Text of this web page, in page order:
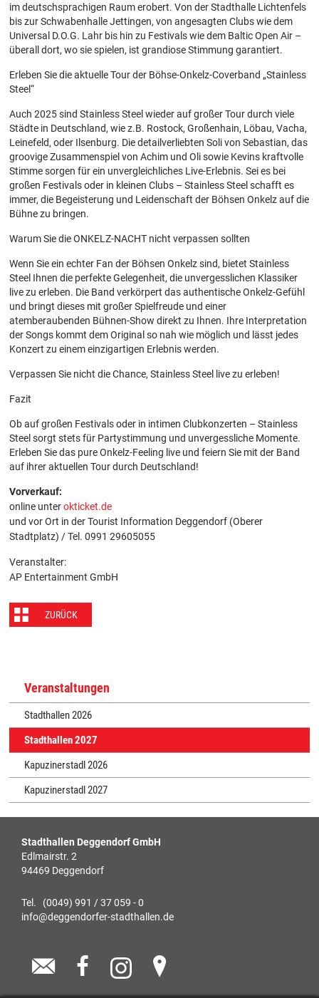
im deutschsprachigen Raum erobert. Von der Stadthalle Lichtenfels
bis zur Schwabenhalle Jettingen, von angesagten Clubs wie dem
Universal D.O.G. Lahr bis hin zu Festivals wie dem Baltic Open Air –
überall dort, wo sie spielen, ist grandiose Stimmung garantiert.
Erleben Sie die aktuelle Tour der Böhse-Onkelz-Coverband „Stainless
Steel“
Auch 2025 sind Stainless Steel wieder auf großer Tour durch viele
Städte in Deutschland, wie z.B. Rostock, Großenhain, Löbau, Vacha,
Leinefeld, oder Ilsenburg. Die detailverliebten Soli von Sebastian, das
groovige Zusammenspiel von Achim und Oli sowie Kevins kraftvolle
Stimme sorgen für ein unvergleichliches Live-Erlebnis. Sei es bei
großen Festivals oder in kleinen Clubs – Stainless Steel schafft es
immer, die Begeisterung und Leidenschaft der Böhsen Onkelz auf die
Bühne zu bringen.
Warum Sie die ONKELZ-NACHT nicht verpassen sollten
Wenn Sie ein echter Fan der Böhsen Onkelz sind, bietet Stainless
Steel Ihnen die perfekte Gelegenheit, die unvergesslichen Klassiker
live zu erleben. Die Band verkörpert das authentische Onkelz-Gefühl
und bringt dieses mit großer Spielfreude und einer
atemberaubenden Bühnen-Show direkt zu Ihnen. Ihre Interpretation
der Songs kommt dem Original so nah wie möglich und lässt jedes
Konzert zu einem einzigartigen Erlebnis werden.
Verpassen Sie nicht die Chance, Stainless Steel live zu erleben!
Fazit
Ob auf großen Festivals oder in intimen Clubkonzerten – Stainless
Steel sorgt stets für Partystimmung und unvergessliche Momente.
Erleben Sie das pure Onkelz-Feeling live und feiern Sie mit der Band
auf ihrer aktuellen Tour durch Deutschland!
Vorverkauf:
online unter okticket.de
und vor Ort in der Tourist Information Deggendorf (Oberer
Stadtplatz) / Tel. 0991 29605055
Veranstalter:
AP Entertainment GmbH
ZURÜCK
Veranstaltungen
Stadthallen 2026
Stadthallen 2027
Kapuzinerstadl 2026
Kapuzinerstadl 2027
Stadthallen Deggendorf GmbH
Edlmairstr. 2
94469 Deggendorf
Tel. (0049) 991 / 37 059 - 0
info@deggendorfer-stadthallen.de
  